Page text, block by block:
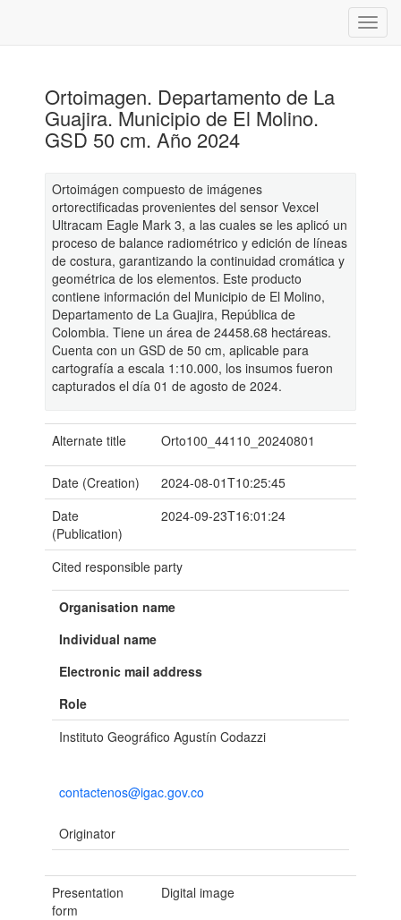
Ortoimagen. Departamento de La
Guajira. Municipio de El Molino.
GSD 50 cm. Año 2024
Ortoimágen compuesto de imágenes
ortorectificadas provenientes del sensor Vexcel
Ultracam Eagle Mark 3, a las cuales se les aplicó un
proceso de balance radiométrico y edición de líneas
de costura, garantizando la continuidad cromática y
geométrica de los elementos. Este producto
contiene información del Municipio de El Molino,
Departamento de La Guajira, República de
Colombia. Tiene un área de 24458.68 hectáreas.
Cuenta con un GSD de 50 cm, aplicable para
cartografía a escala 1:10.000, los insumos fueron
capturados el día 01 de agosto de 2024.
Alternate title Orto100_44110_20240801
Date (Creation)
2024-08-01T10:25:45
Date
(Publication)
2024-09-23T16:01:24
Cited responsible party
Organisation name
Individual name
Electronic mail address
Role
Instituto Geográfico Agustín Codazzi
contactenos@igac.gov.co
Originator
Presentation
form
Digital image